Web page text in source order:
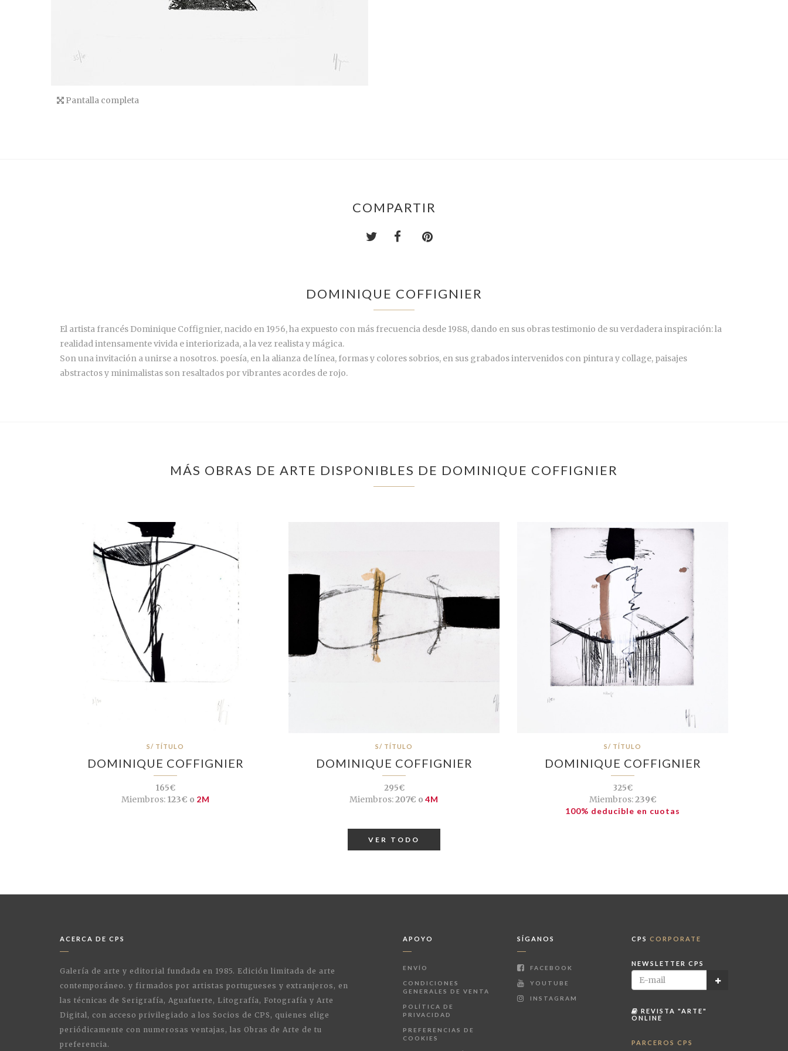
Pantalla completa
COMPARTIR
DOMINIQUE COFFIGNIER
El artista francés Dominique Coffignier, nacido en 1956, ha expuesto con más frecuencia desde 1988, dando en sus obras testimonio de su verdadera inspiración: la
realidad intensamente vivida e interiorizada, a la vez realista y mágica.
Son una invitación a unirse a nosotros. poesía, en la alianza de línea, formas y colores sobrios, en sus grabados intervenidos con pintura y collage, paisajes
abstractos y minimalistas son resaltados por vibrantes acordes de rojo.
MÁS OBRAS DE ARTE DISPONIBLES DE DOMINIQUE COFFIGNIER
S/ TÍTULO
DOMINIQUE COFFIGNIER
165€
Miembros:123€ o 2M
S/ TÍTULO
DOMINIQUE COFFIGNIER
295€
Miembros:207€ o 4M
S/ TÍTULO
DOMINIQUE COFFIGNIER
325€
Miembros:239€
100% deducible en cuotas
VER TODO
ACERCA DE CPS
Galería de arte y editorial fundada en 1985. Edición limitada de arte
contemporáneo. y firmados por artistas portugueses y extranjeros, en
las técnicas de Serigrafía, Aguafuerte, Litografía, Fotografía y Arte
Digital, con acceso privilegiado a los Socios de CPS, quienes elige
periódicamente con numerosas ventajas, las Obras de Arte de tu
preferencia.
APOYO
ENVÍO
CONDICIONES
GENERALES DE VENTA
POLÍTICA DE
PRIVACIDAD
PREFERENCIAS DE
COOKIES
SÍGANOS
FACEBOOK
YOUTUBE
INSTAGRAM
CPS CORPORATE
NEWSLETTER CPS
REVISTA "ARTE"
ONLINE
PARCEROS CPS